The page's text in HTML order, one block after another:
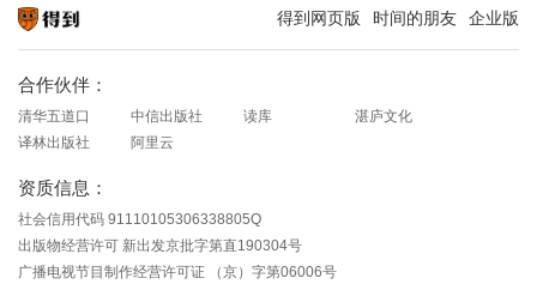
得到网页版 时间的朋友 企业版
合作伙伴：
清华五道口 中信出版社 读库
湛庐文化
译林出版社
阿里云
资质信息：
社会信用代码 91110105306338805Q
出版物经营许可 新出发京批字第直190304号
广播电视节目制作经营许可证 （京）字第06006号